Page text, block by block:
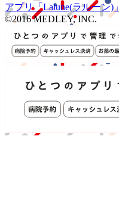
アプリ「Lalune(ラルーン)」
©2016 MEDLEY, INC.